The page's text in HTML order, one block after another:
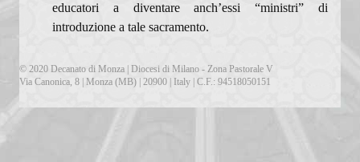
educatori a diventare anch’essi “ministri” di
introduzione a tale sacramento.
© 2020 Decanato di Monza | Diocesi di Milano - Zona Pastorale V
Via Canonica, 8 | Monza (MB) | 20900 | Italy | C.F.: 94518050151